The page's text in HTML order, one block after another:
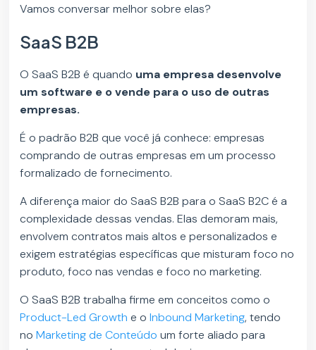
Vamos conversar melhor sobre elas?
SaaS B2B
O SaaS B2B é quando uma empresa desenvolve
um software e o vende para o uso de outras
empresas.
É o padrão B2B que você já conhece: empresas
comprando de outras empresas em um processo
formalizado de fornecimento.
A diferença maior do SaaS B2B para o SaaS B2C é a
complexidade dessas vendas. Elas demoram mais,
envolvem contratos mais altos e personalizados e
exigem estratégias específicas que misturam foco no
produto, foco nas vendas e foco no marketing.
O SaaS B2B trabalha firme em conceitos como o
Product-Led Growth e oInbound Marketing, tendo
noMarketing de Conteúdo um forte aliado para